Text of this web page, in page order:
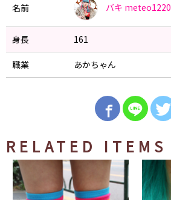
名前 バキ meteo1220
身長 161
職業 あかちゃん
RELATED ITEMS